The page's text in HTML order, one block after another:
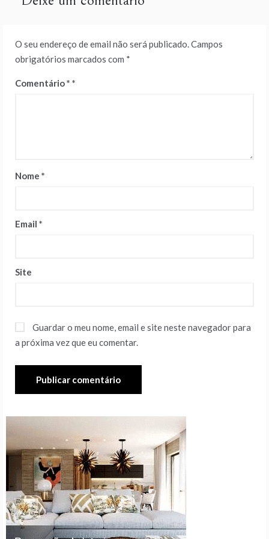
O seu endereço de email não será publicado.Campos
obrigatórios marcados com *
Comentário*
Nome *
Email *
Site
Guardar o meu nome, email e site neste navegador para
a próxima vez que eu comentar.